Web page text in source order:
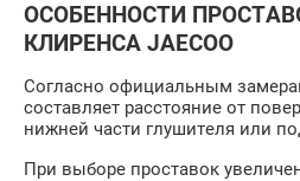
ОСОБЕННОСТИ
КЛИРЕНСА JAECOO
Согласно официальным
составляет расстояние от
нижней части глушителя или
При выборе проставок